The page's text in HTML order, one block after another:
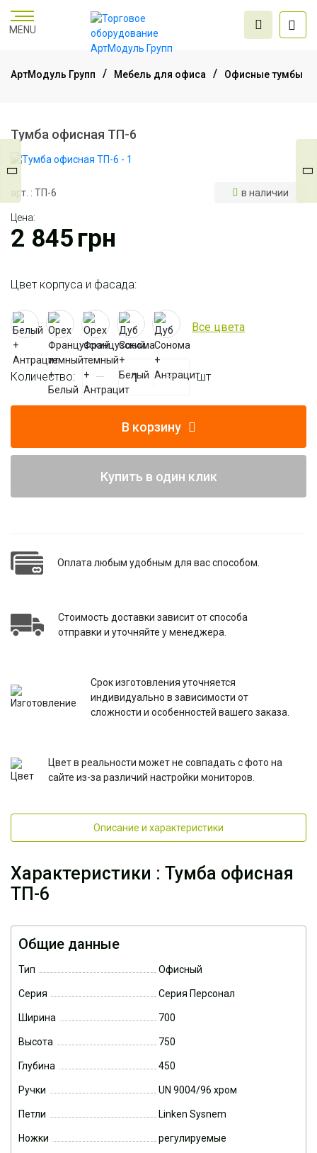
MENU
оборудование
проектирования
АртМодуль Групп Мебель для офиса Офисные тумбы
Тумба офисная ТП-6
арт. : ТП-6 в наличии
Цена:
2 845грн
Цвет корпуса и фасада:
Все цвета
Количество: шт
В корзину
Купить в один клик
Оплата любым удобным для вас способом.
Стоимость доставки зависит от способа
отправки и уточняйте у менеджера.
Срок изготовления уточняется
индивидуально в зависимости от
сложности и особенностей вашего заказа.
Цвет в реальности может не совпадать с фото на
сайте из-за различий настройки мониторов.
Описание и характеристики
Характеристики : Тумба офисная
ТП-6
Общие данные
Тип Офисный
Серия Серия Персонал
Ширина 700
Высота 750
Глубина 450
Ручки UN 9004/96 хром
Петли Linken Sysnem
Ножки регулируемые